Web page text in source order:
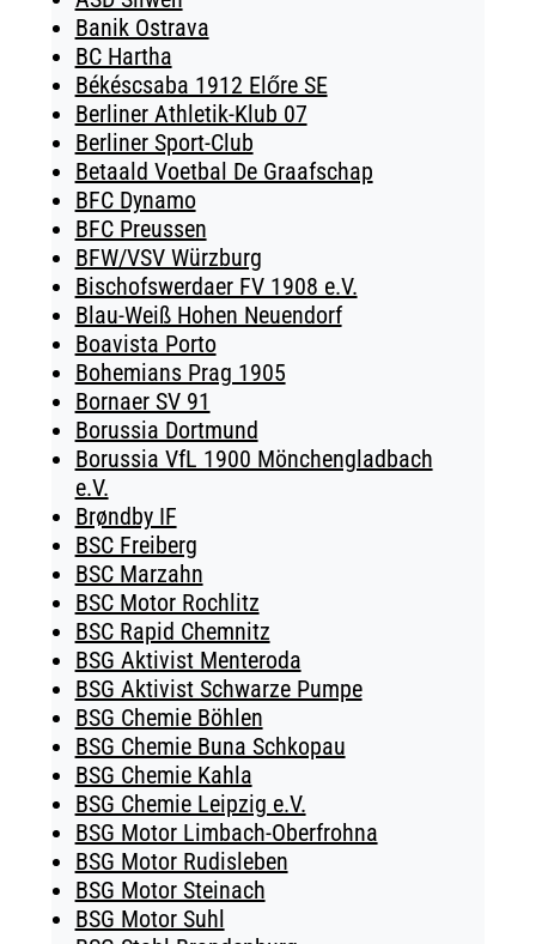
Banik Ostrava
BC Hartha
Békéscsaba 1912 Előre SE
Berliner Athletik-Klub 07
Berliner Sport-Club
Betaald Voetbal De Graafschap
BFC Dynamo
BFC Preussen
BFW/VSV Würzburg
Bischofswerdaer FV 1908 e.V.
Blau-Weiß Hohen Neuendorf
Boavista Porto
Bohemians Prag 1905
Bornaer SV 91
Borussia Dortmund
Borussia VfL 1900 Mönchengladbach
e.V.
Brøndby IF
BSC Freiberg
BSC Marzahn
BSC Motor Rochlitz
BSC Rapid Chemnitz
BSG Aktivist Menteroda
BSG Aktivist Schwarze Pumpe
BSG Chemie Böhlen
BSG Chemie Buna Schkopau
BSG Chemie Kahla
BSG Chemie Leipzig e.V.
BSG Motor Limbach-Oberfrohna
BSG Motor Rudisleben
BSG Motor Steinach
BSG Motor Suhl